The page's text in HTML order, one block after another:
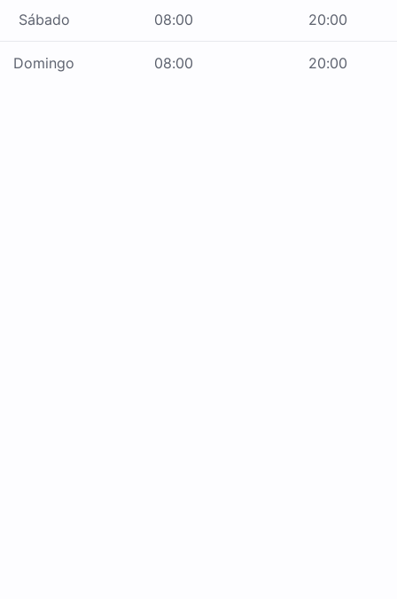
Sábado 08:00 20:00
Domingo 08:00 20:00